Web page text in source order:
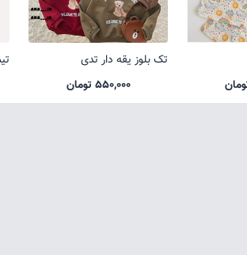
تک بلوز یقه دار تدی
550,000 تومان